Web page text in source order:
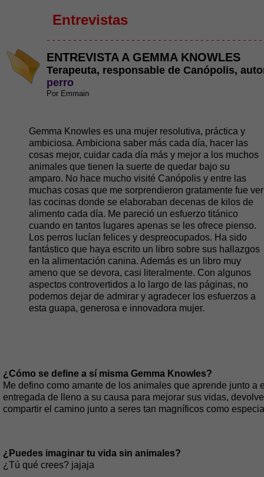
Entrevistas
- - - - - - - - - - - - - - - - - - - - - - - - - - - - - - - - - - - - - - - -
ENTREVISTA A GEMMA KNOWLES
Terapeuta, responsable de Canópolis,
perro
Por Emmain
Gemma Knowles es una mujer resolutiva, práctica y
ambiciosa. Ambiciona saber más cada día, hacer las
cosas mejor, cuidar cada día más y mejor a los muchos
animales que tienen la suerte de quedar bajo su
amparo. No hace mucho visité Canópolis y entre las
muchas cosas que me sorprendieron gratamente fue ver
las cocinas donde se elaboraban decenas de kilos de
alimento cada día. Me pareció un esfuerzo titánico
cuando en tantos lugares apenas se les ofrece pienso.
Los perros lucían felices y despreocupados. Ha sido
fantástico que haya escrito un libro sobre sus hallazgos
en la alimentación canina. Además es un libro muy
ameno que se devora, casi literalmente. Con algunos
aspectos controvertidos a lo largo de las páginas, no
podemos dejar de admirar y agradecer los esfuerzos a
esta guapa, generosa e innovadora mujer.
¿Cómo se define a sí misma Gemma Knowles?
Me defino como amante de los animales que aprende junto
entregada de lleno a su causa para mejorar sus vidas,
compartir el camino junto a seres tan magníficos como
¿Puedes imaginar tu vida sin animales?
¿Tú qué crees? jajaja